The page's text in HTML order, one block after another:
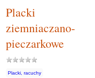
Placki
ziemniaczano-
pieczarkowe
Placki, racuchy